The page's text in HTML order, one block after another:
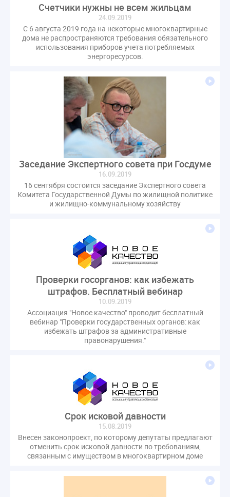
Счетчики нужны не всем жильцам
24.09.2019
С 6 августа 2019 года на некоторые многоквартирные
дома не распространяются требования обязательного
использования приборов учета потребляемых
энергоресурсов.
Заседание Экспертного совета при Госдуме
16.09.2019
16 сентября состоится заседание Экспертного совета
Комитета Государственной Думы по жилищной политике
и жилищно-коммунальному хозяйству
Проверки госорганов: как избежать
штрафов. Бесплатный вебинар
10.09.2019
Ассоциация "Новое качество" проводит бесплатный
вебинар "Проверки государственных органов: как
избежать штрафов за административные
правонарушения."
Cрок исковой давности
15.08.2019
Внесен законопроект, по которому депутаты предлагают
отменить срок исковой давности по требованиям,
связанным с имуществом в многоквартирном доме